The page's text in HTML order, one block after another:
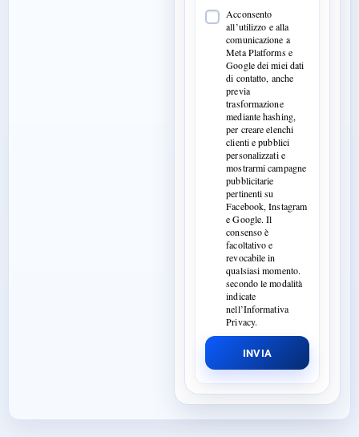
Acconsento
all’utilizzo e alla
comunicazione a
Meta Platforms e
Google dei miei dati
di contatto, anche
previa
trasformazione
mediante hashing,
per creare elenchi
clienti e pubblici
personalizzati e
mostrarmi campagne
pubblicitarie
pertinenti su
Facebook, Instagram
e Google. Il
consenso è
facoltativo e
revocabile in
qualsiasi momento.
secondo le modalità
indicate
nell’Informativa
Privacy.
INVIA